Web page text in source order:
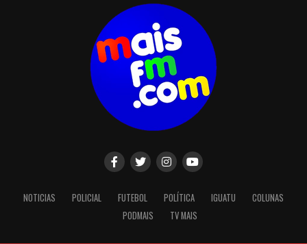
NOTICIAS POLICIAL FUTEBOL POLÍTICA IGUATU
COLUNAS
PODMAIS
TV MAIS